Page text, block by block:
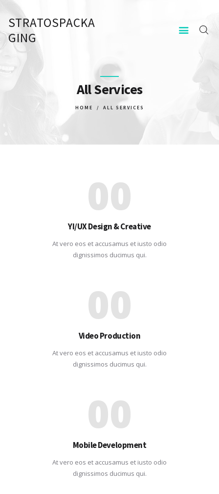
STRATOSPACKA
GING
All Services
HOME ALL SERVICES
00
YI/UX Design & Creative
At vero eos et accusamus et iusto odio
dignissimos ducimus qui.
00
Video Production
At vero eos et accusamus et iusto odio
dignissimos ducimus qui.
00
Mobile Development
At vero eos et accusamus et iusto odio
dignissimos ducimus qui.